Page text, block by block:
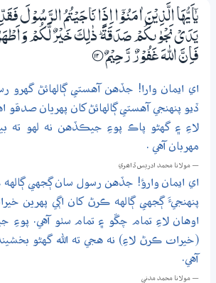
يٰٓاَيُّهَا الَّذِيْنَ اٰمَنُوْٓا اِذَا نَاجَيْتُمُ الرَّسُوْلَ
يَدَيْ نَجْوٰىكُمْ صَدَقَةً ۭ ذٰلِكَ خَيْرٌ لَّكُمْ
فَاِنَّ اللّٰهَ غَفُوْرٌ رَّحِيْمٌ ؀12
اي ايمان وارا! جڏهن آهستي ڳالهائڻ گهرو
ڏيو پنهنجي آهستي ڳالهائڻ کان پهريان صدقو
لاءِ ۽ گهڻو پاڪ پوءِ جيڪڏهن نه لهو ته
مهربان آهي .
— مولانا محمد ادريس ڏاھري
اي ايمان وارؤ! جڏهن رسول سان ڳجهي
پنهنجيءَ ڳجهي ڳالهه ڪرڻ کان اڳي پهرين
اوهان لاءِ تمام چڱو ۽ تمام سٺو آهي.
(خيرات ڪرڻ لاءِ) نه هجي ته الله گهڻو
آهي.
— مولانا محمد مدني